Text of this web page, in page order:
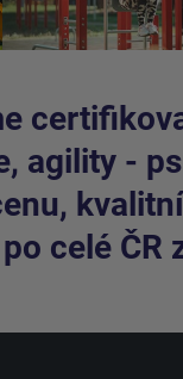
agility -
celé ČR